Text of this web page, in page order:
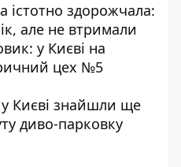
істотно здорожчала:
але не втримали
у Києві на
цех №5
Києві знайшли ще
диво-парковку